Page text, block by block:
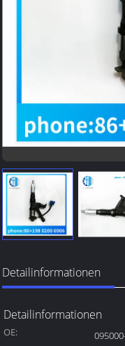
Detailinformationen
Detailinformationen
OE: